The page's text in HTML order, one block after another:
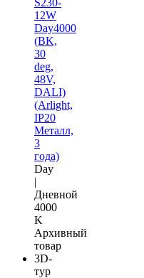
12W
Day4000
(BK,
30
deg,
48V,
DALI)
(Arlight,
IP20
Металл,
3
года)
Day
|
Дневной
4000
K
Архивный
товар
3D-
тур